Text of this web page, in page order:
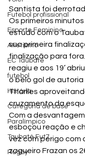
Futebol profissional
Esporte Feminino
Atletismo
EC Taubaté
futebol
História
Categoria de base
Paralímpico
Taubaté Fut7
Rugby
Santista foi
Os primeiros
estudo com o
sua primeira
finalização para
reagiu e aos 19’
o belo gol de
Tharlles
cruzamento da
Com a
esboçou reação e
vez com perigo com
zagueiro Frazan os